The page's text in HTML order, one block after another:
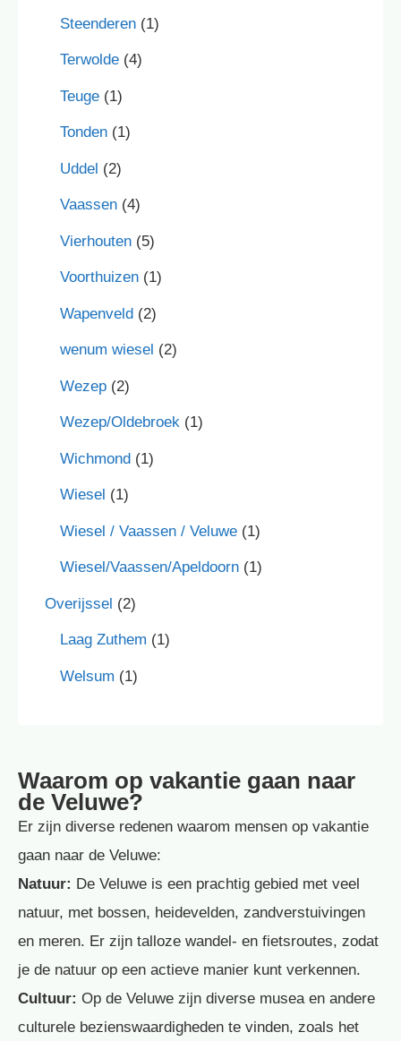
Steenderen (1)
Terwolde (4)
Teuge (1)
Tonden (1)
Uddel (2)
Vaassen (4)
Vierhouten (5)
Voorthuizen (1)
Wapenveld (2)
wenum wiesel (2)
Wezep (2)
Wezep/Oldebroek (1)
Wichmond (1)
Wiesel (1)
Wiesel / Vaassen / Veluwe (1)
Wiesel/Vaassen/Apeldoorn (1)
Overijssel (2)
Laag Zuthem (1)
Welsum (1)
Waarom op vakantie gaan naar
de Veluwe?
Er zijn diverse redenen waarom mensen op vakantie
gaan naar de Veluwe:
Natuur: De Veluwe is een prachtig gebied met veel
natuur, met bossen, heidevelden, zandverstuivingen
en meren. Er zijn talloze wandel- en fietsroutes, zodat
je de natuur op een actieve manier kunt verkennen.
Cultuur: Op de Veluwe zijn diverse musea en andere
culturele bezienswaardigheden te vinden, zoals het